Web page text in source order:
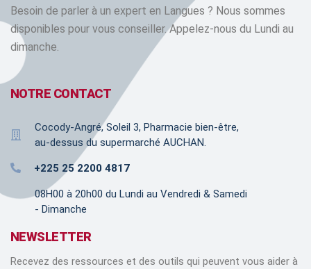
Besoin de parler à un expert en Langues ? Nous sommes
disponibles pour vous conseiller. Appelez-nous du Lundi au
dimanche.
NOTRE CONTACT
Cocody-Angré, Soleil 3, Pharmacie bien-être,
au-dessus du supermarché AUCHAN.
+225 25 2200 4817
08H00 à 20h00 du Lundi au Vendredi & Samedi
- Dimanche
NEWSLETTER
Recevez des ressources et des outils qui peuvent vous aider à